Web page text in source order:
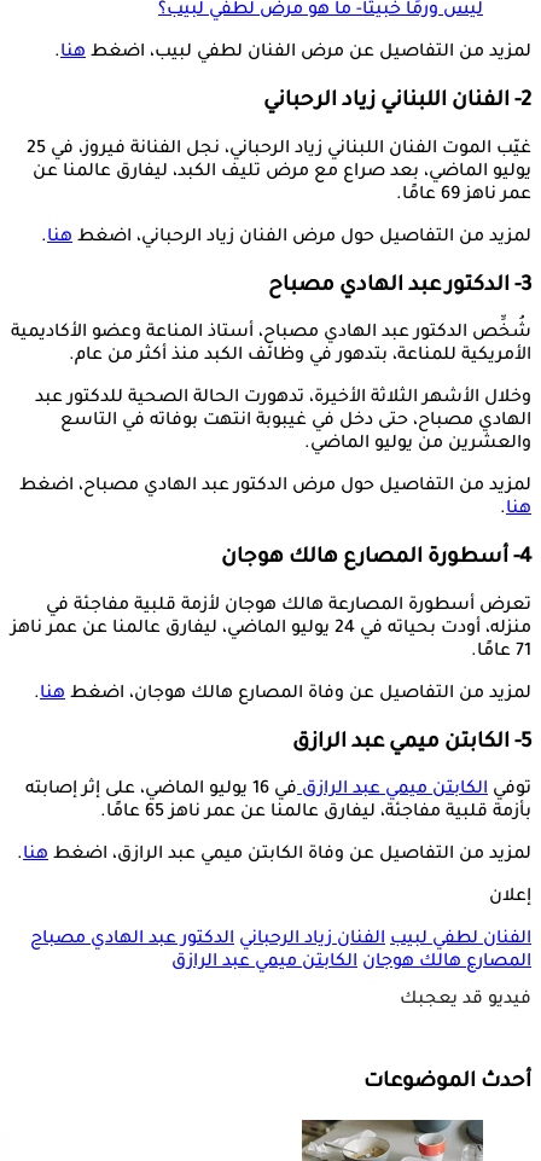
ليس ورمًا خبيثًا- ما هو مرض لطفي لبيب؟
لمزيد من التفاصيل عن مرض الفنان لطفي لبيب، اضغط هنا.
2- الفنان اللبناني زياد الرحباني
غيّب الموت الفنان اللبناني زياد الرحباني، نجل الفنانة فيروز، في 25
يوليو الماضي، بعد صراع مع مرض تليف الكبد، ليفارق عالمنا عن
عمر ناهز 69 عامًا.
لمزيد من التفاصيل حول مرض الفنان زياد الرحباني، اضغط هنا.
3- الدكتور عبد الهادي مصباح
شُخِّص الدكتور عبد الهادي مصباح، أستاذ المناعة وعضو الأكاديمية
الأمريكية للمناعة، بتدهور في وظائف الكبد منذ أكثر من عام.
وخلال الأشهر الثلاثة الأخيرة، تدهورت الحالة الصحية للدكتور عبد
الهادي مصباح، حتى دخل في غيبوبة انتهت بوفاته في التاسع
والعشرين من يوليو الماضي.
لمزيد من التفاصيل حول مرض الدكتور عبد الهادي مصباح، اضغط
هنا.
4- أسطورة المصارع هالك هوجان
تعرض أسطورة المصارعة هالك هوجان لأزمة قلبية مفاجئة في
منزله، أودت بحياته في 24 يوليو الماضي، ليفارق عالمنا عن عمر ناهز
71 عامًا.
لمزيد من التفاصيل عن وفاة المصارع هالك هوجان، اضغط هنا.
5- الكابتن ميمي عبد الرازق
توفي الكابتن ميمي عبد الرازق
في 16 يوليو الماضي، على إثر إصابته
بأزمة قلبية مفاجئة، ليفارق عالمنا عن عمر ناهز 65 عامًا.
لمزيد من التفاصيل عن وفاة الكابتن ميمي عبد الرازق، اضغط هنا.
إعلان
الفنان لطفي لبيب الفنان زياد الرحباني الدكتور عبد الهادي مصباح
المصارع هالك هوجان الكابتن ميمي عبد الرازق
فيديو قد يعجبك
أحدث الموضوعات